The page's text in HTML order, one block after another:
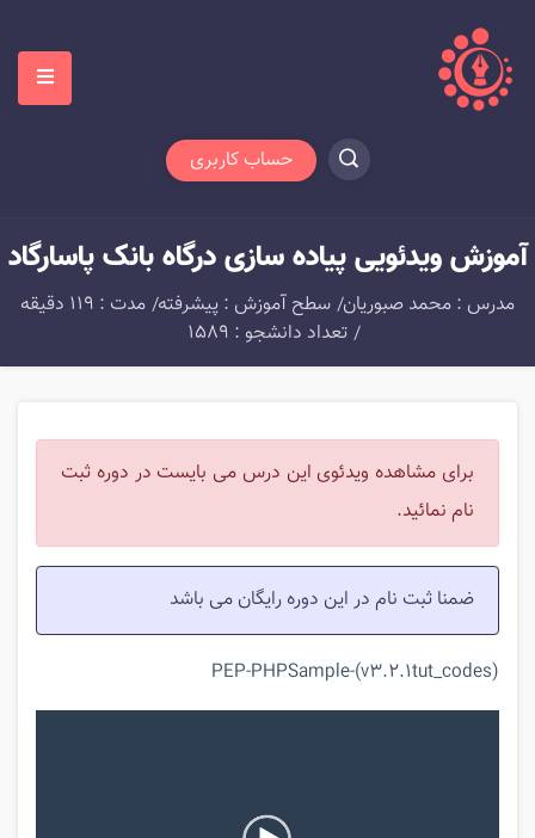
حساب کاربری
آموزش ویدئویی پیاده سازی درگاه بانک پاسارگاد
مدرس : محمد صبوریان سطح آموزش : پیشرفته مدت : 119 دقیقه
تعداد دانشجو : 1589
برای مشاهده ویدئوی این درس می بایست در دوره ثبت
نام نمائید.
ضمنا ثبت نام در این دوره رایگان می باشد
(PEP-PHPSample-(v3.2.1
tut_codes